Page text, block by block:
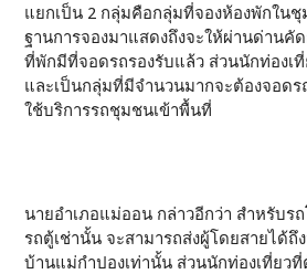
แยกเป็น 2 กลุ่มคือกลุ่มที่จองห้องพักใน
ฐานการจองมาแสดงถึงจะให้ผ่านด่านคั
ที่พักมีที่จอดรถรองรับแล้ว ส่วนนักท่องเที่
และเป็นกลุ่มที่มีจำนวนมากจะต้องจอด
ใช้บริการรถชุมชนเข้าพื้นที่
นายอำเภอแม่ออน กล่าวอีกว่า สำหรับร
รถตู้เช่านั้น จะสามารถส่งผู้โดยสายได้ถึ
บ้านแม่กำปองเท่านั้น ส่วนนักท่องเที่ยว